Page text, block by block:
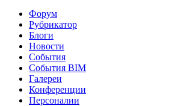
Форум
Рубрикатор
Блоги
Новости
События
События BIM
Галереи
Конференции
Персоналии